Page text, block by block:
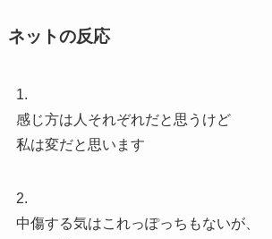
ネットの反応
1.
感じ方は人それぞれだと思うけど
私は変だと思います
2.
中傷する気はこれっぽっちもないが、